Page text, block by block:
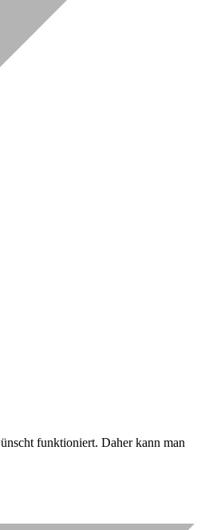
funktioniert. Daher kann man